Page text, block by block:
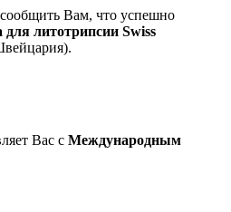
Вам, что успешно
для литотрипсии Swiss
Вас с Международным